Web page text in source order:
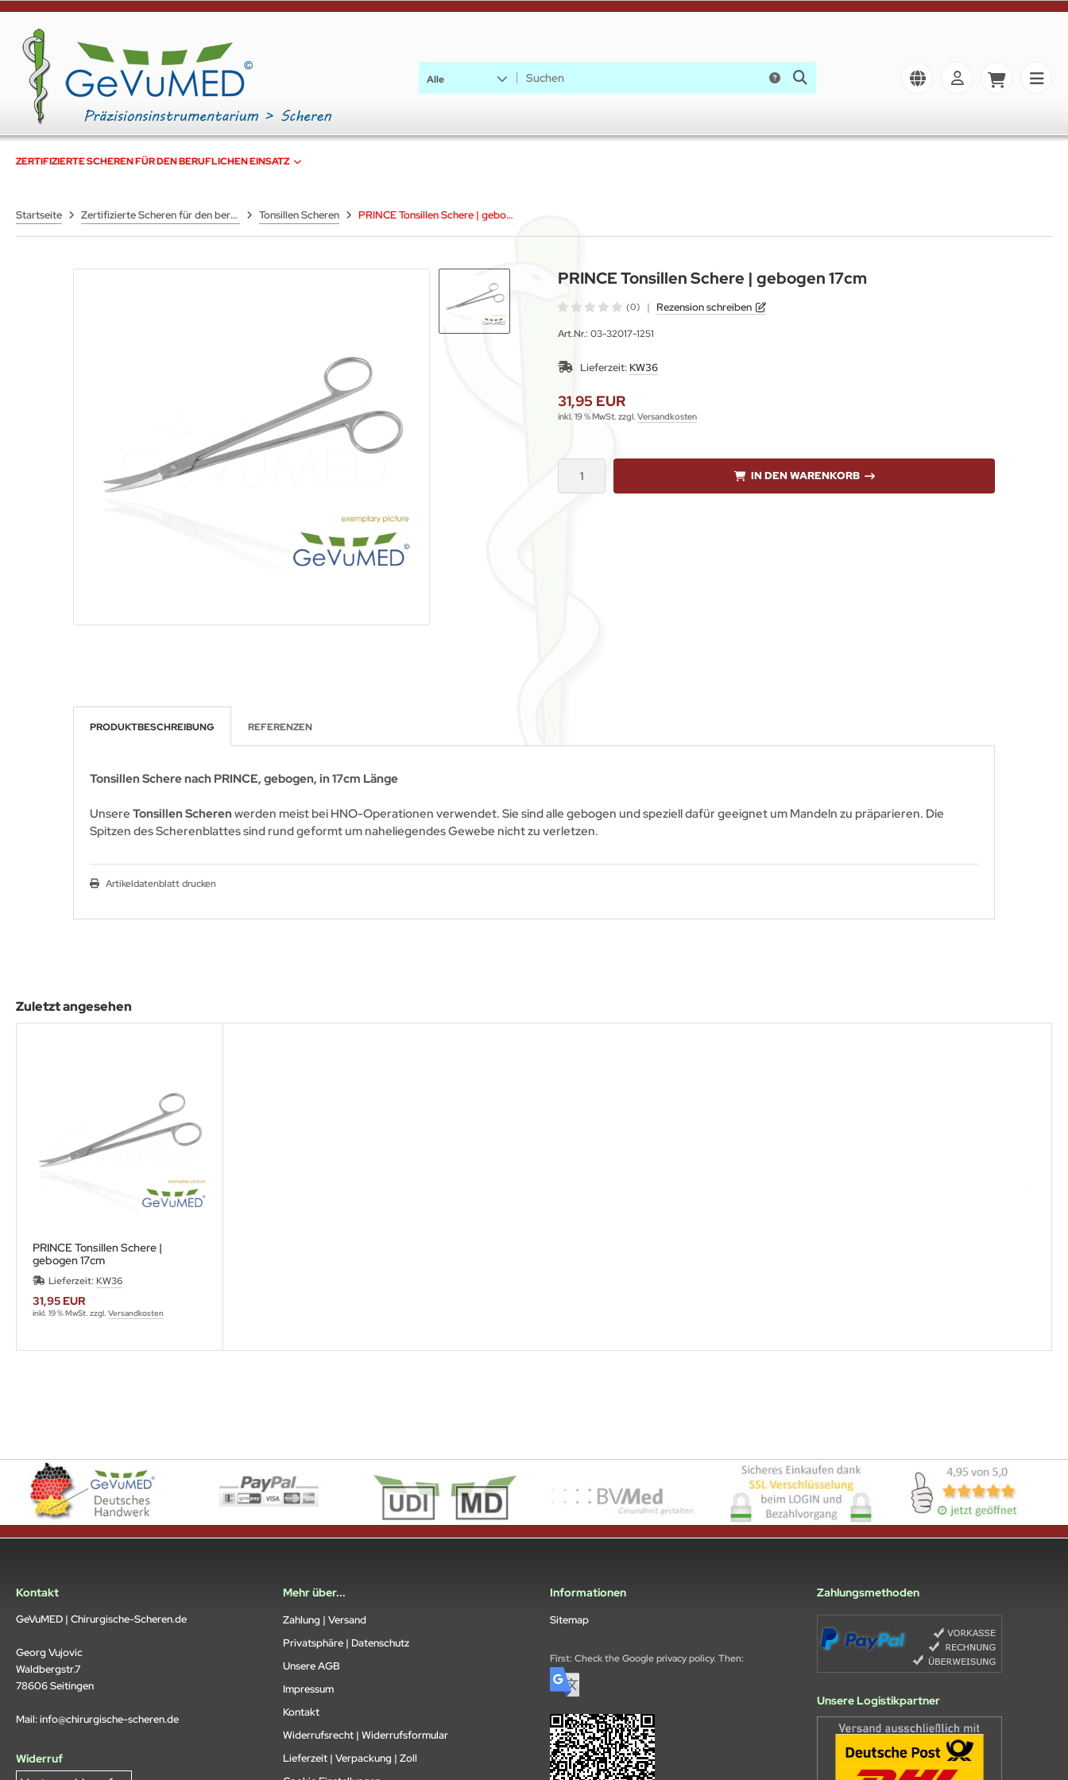
Alle
ZERTIFIZIERTE SCHEREN FÜR DEN BERUFLICHEN EINSATZ
Startseite Zertifizierte Scheren für den beruflichen Einsatz Tonsillen Scheren PRINCE Tonsillen Schere | gebogen 17cm
PRINCE Tonsillen Schere | gebogen 17cm
(0) | Rezension schreiben
Art.Nr.: 03-32017-1251
Lieferzeit: KW36
31,95 EUR
inkl. 19 % MwSt. zzgl. Versandkosten
IN DEN WARENKORB
PRODUKTBESCHREIBUNG REFERENZEN
Tonsillen Schere nach PRINCE, gebogen, in 17cm Länge
Unsere Tonsillen Scherenwerden meist bei HNO-Operationen verwendet. Sie sind alle gebogen und speziell dafür geeignet um Mandeln zu präparieren. Die
Spitzen des Scherenblattes sind rund geformt um naheliegendes Gewebe nicht zu verletzen.
Artikeldatenblatt drucken
Zuletzt angesehen
PRINCE Tonsillen Schere |
gebogen 17cm
Lieferzeit: KW36
31,95 EUR
inkl. 19 % MwSt. zzgl. Versandkosten
Kontakt
GeVuMED | Chirurgische-Scheren.de
Georg Vujovic
Waldbergstr.7
78606 Seitingen
Mail:info@chirurgische-scheren.de
Widerruf
Mehr über...
Zahlung | Versand
Privatsphäre | Datenschutz
Unsere AGB
Impressum
Kontakt
Widerrufsrecht | Widerrufsformular
Lieferzeit | Verpackung | Zoll
Informationen
Sitemap
First: Check the Google privacy policy. Then:
Zahlungsmethoden
Unsere Logistikpartner